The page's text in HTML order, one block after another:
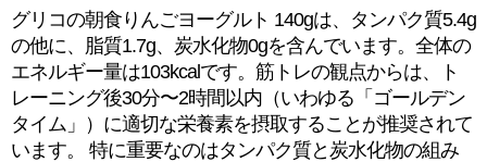
グリコの朝食りんごヨーグルト 140gは、タンパク質5.4g
の他に、脂質1.7g、炭水化物0gを含んでいます。全体の
エネルギー量は103kcalです。筋トレの観点からは、ト
レーニング後30分〜2時間以内（いわゆる「ゴールデン
タイム」）に適切な栄養素を摂取することが推奨されて
います。 特に重要なのはタンパク質と炭水化物の組み